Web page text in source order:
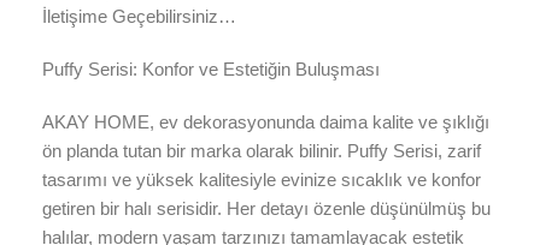
İletişime Geçebilirsiniz…
Puffy Serisi: Konfor ve Estetiğin Buluşması
AKAY HOME, ev dekorasyonunda daima kalite ve şıklığı
ön planda tutan bir marka olarak bilinir. Puffy Serisi, zarif
tasarımı ve yüksek kalitesiyle evinize sıcaklık ve konfor
getiren bir halı serisidir. Her detayı özenle düşünülmüş bu
halılar, modern yaşam tarzınızı tamamlayacak estetik